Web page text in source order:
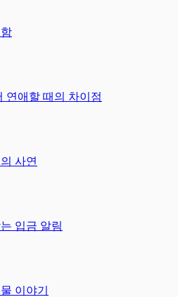
연애할 때의 차이점
사연
입금 알림
이야기